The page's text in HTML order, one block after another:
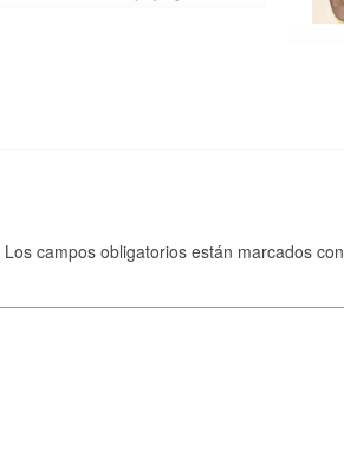
Los campos obligatorios están marcados con